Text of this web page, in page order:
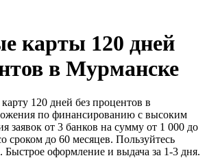
карты 120 дней
в Мурманске
120 дней без процентов в
по финансированию с высоким
заявок от 3 банков на сумму от 1 000 до
сроком до 60 месяцев. Пользуйтесь
Быстрое оформление и выдача за 1-3 дня.